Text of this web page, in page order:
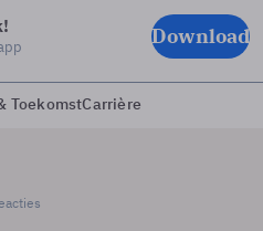
Download
ToekomstCarrière